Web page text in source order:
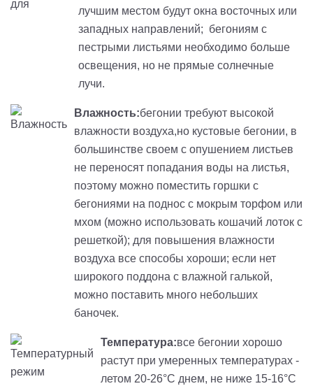
лучшим местом будут окна восточных или
западных направлений; бегониям с
пестрыми листьями необходимо больше
освещения, но не прямые солнечные
лучи.
Влажность:бегонии требуют высокой
влажности воздуха,но кустовые бегонии, в
большинстве своем с опушением листьев
не переносят попадания воды на листья,
поэтому можно поместить горшки с
бегониями на поднос с мокрым торфом или
мхом (можно использовать кошачий лоток с
решеткой); для повышения влажности
воздуха все способы хороши; если нет
широкого поддона с влажной галькой,
можно поставить много небольших
баночек.
Температура:все бегонии хорошо
растут при умеренных температурах -
летом 20-26°С днем, не ниже 15-16°С